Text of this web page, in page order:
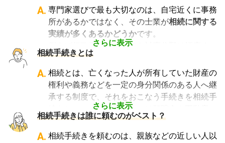
さらに表示
A. 専門家選びで最も大切なのは、自宅近くに事務
所があるかではなく、その士業が相続に関する
実績が多くあるかどうかです。
例えば行政書士といっても対応分野は幅広く、
法人設立や許認可申請など法人業務を中心に行
っている行政書士に相続手続きの相談をして
も、期待した結果は得られないでしょう。
また税理士であれば、相続は税理士試験の必修
科目でないことから資格試験を取る時に選択し
ていない人にとっては専門外となります。
よって、相続手続きを専門に行っている士業
相続手続きとは
さらに表示
A. 相続とは、亡くなった人が所有していた財産の
権利や義務などを一定の身分関係のある人へ継
承する制度で、それをおこなう手続きを相続手
続きといいます。具体的には預貯金や不動産、
借金なども含めた亡くなった人の財産を配偶者
や子どもなどの相続人に引き継ぐ手続きのこと
相続手続きは誰に頼むのがベスト？
A. 相続手続きを頼むのは、親族などの近しい人以